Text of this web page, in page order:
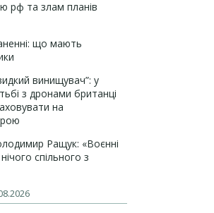
рф та злам планів
що мають
винищувач”: у
з дронами британці
на
Ращук: «Воєнні
спільного з